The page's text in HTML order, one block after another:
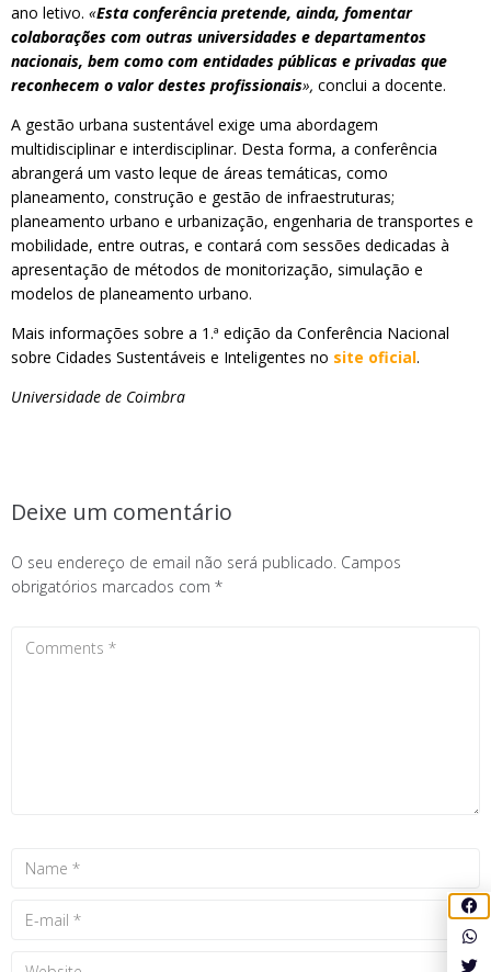
ano letivo. «Esta conferência pretende, ainda, fomentar
colaborações com outras universidades e departamentos
nacionais, bem como com entidades públicas e privadas que
reconhecem o valor destes profissionais», conclui a docente.
A gestão urbana sustentável exige uma abordagem
multidisciplinar e interdisciplinar. Desta forma, a conferência
abrangerá um vasto leque de áreas temáticas, como
planeamento, construção e gestão de infraestruturas;
planeamento urbano e urbanização, engenharia de transportes e
mobilidade, entre outras, e contará com sessões dedicadas à
apresentação de métodos de monitorização, simulação e
modelos de planeamento urbano.
Mais informações sobre a 1.ª edição da Conferência Nacional
sobre Cidades Sustentáveis e Inteligentes no site oficial.
Universidade de Coimbra
Deixe um comentário
O seu endereço de email não será publicado. Campos
obrigatórios marcados com *